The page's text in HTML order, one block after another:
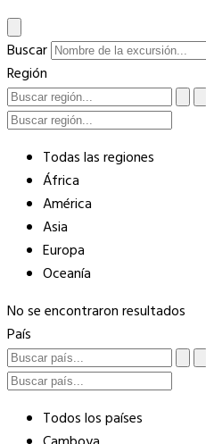
Buscar
Región
Todas las regiones
África
América
Asia
Europa
Oceanía
No se encontraron resultados
País
Todos los países